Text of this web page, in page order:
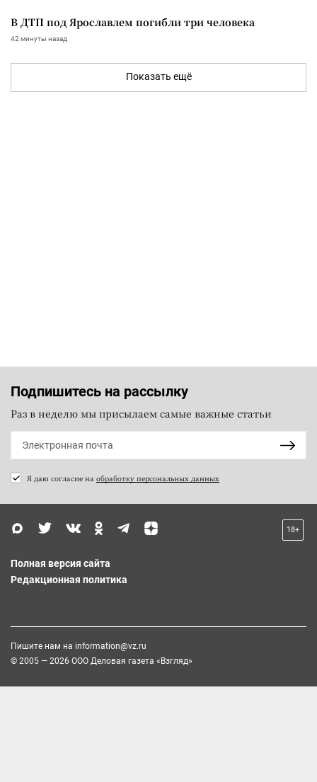
В ДТП под Ярославлем погибли три человека
42 минуты назад
Показать ещё
Подпишитесь на рассылку
Раз в неделю мы присылаем самые важные статьи
Я даю согласие на обработку персональных данных
18+
Полная версия сайта
Редакционная политика
Пишите нам на information@vz.ru
© 2005 — 2026 ООО Деловая газета «Взгляд»